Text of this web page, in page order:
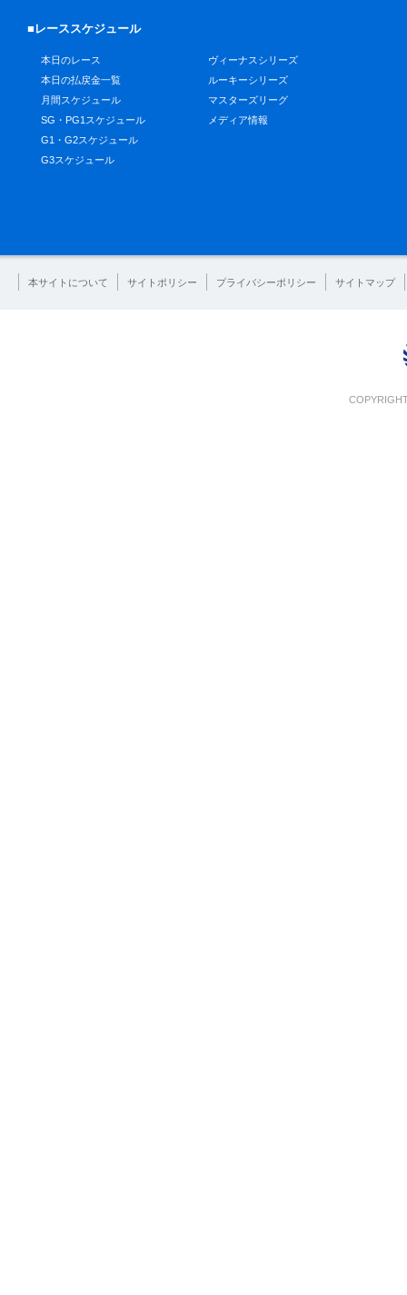
■レーススケジュール
本日のレース
本日の払戻金一覧
月間スケジュール
SG・PG1スケジュール
G1・G2スケジュール
G3スケジュール
ヴィーナスシリーズ
ルーキーシリーズ
マスターズリーグ
メディア情報
本サイトについて サイトポリシー プライバシーポリシー サイトマップ